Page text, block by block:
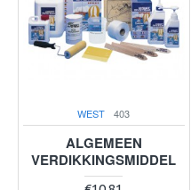
WEST 403
ALGEMEEN
VERDIKKINGSMIDDEL